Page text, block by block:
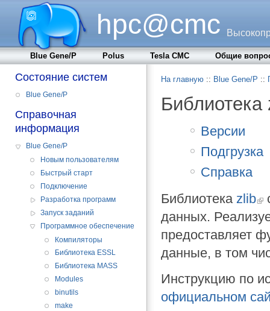
hpc@cmc
Blue Gene/P Polus Tesla CMC Общие
Состояние систем
Blue Gene/P
Справочная
информация
Blue Gene/P
Новым пользователям
Быстрый старт
Подключение
Разработка программ
Запуск заданий
Программное обеспечение
Компиляторы
Библиотека ESSL
Библиотека MASS
Modules
binutils
make
На главную:: Blue Gene/P ::
Библиотека
Версии
Подгрузка
Справка
Библиотека zlib
данных.
предоставляет
данные, в том
Инструкцию по
официальном